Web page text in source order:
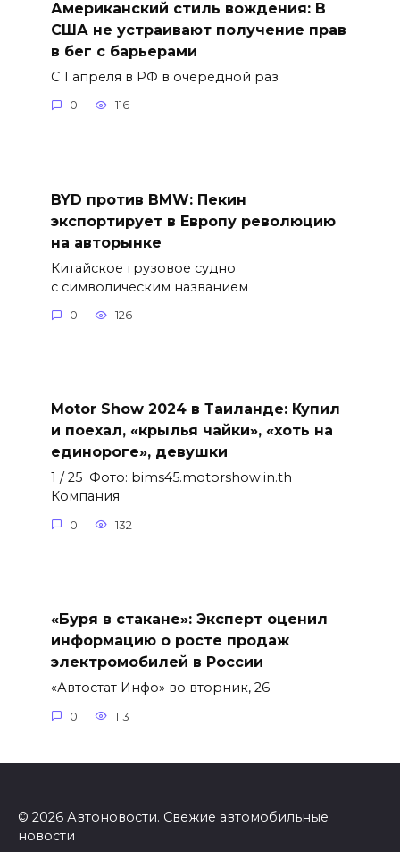
Американский стиль вождения: В
США не устраивают получение прав
в бег с барьерами
С 1 апреля в РФ в очередной раз
0 116
BYD против BMW: Пекин
экспортирует в Европу революцию
на авторынке
Китайское грузовое судно
с символическим названием
0 126
Motor Show 2024 в Таиланде: Купил
и поехал, «крылья чайки», «хоть на
единороге», девушки
1 / 25 Фото: bims45.motorshow.in.th
Компания
0 132
«Буря в стакане»: Эксперт оценил
информацию о росте продаж
электромобилей в России
«Автостат Инфо» во вторник, 26
0 113
© 2026 Автоновости. Свежие автомобильные
новости